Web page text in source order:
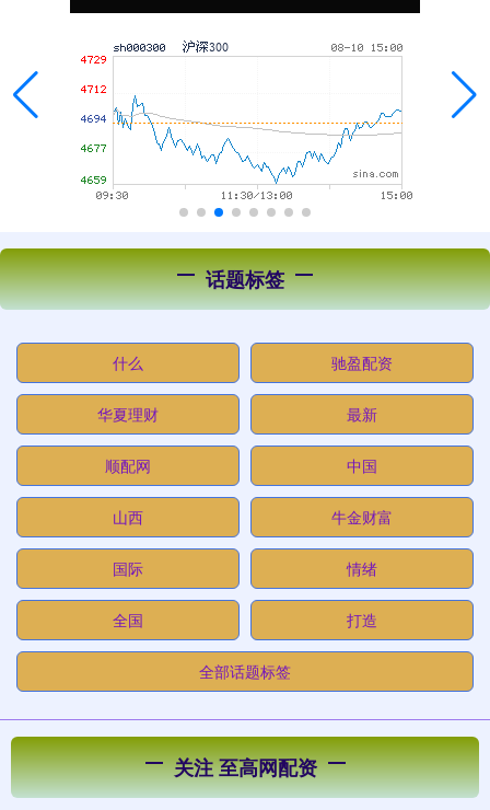
话题标签
什么 驰盈配资
华夏理财 最新
顺配网 中国
山西 牛金财富
国际 情绪
全国 打造
全部话题标签
关注 至高网配资